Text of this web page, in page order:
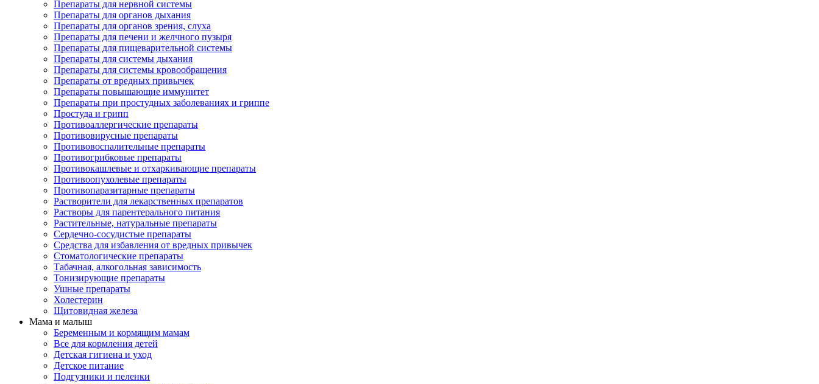
Препараты для нервной системы
Препараты для органов дыхания
Препараты для органов зрения, слуха
Препараты для печени и желчного пузыря
Препараты для пищеварительной системы
Препараты для системы дыхания
Препараты для системы кровообращения
Препараты от вредных привычек
Препараты повышающие иммунитет
Препараты при простудных заболеваниях и гриппе
Простуда и грипп
Противоаллергические препараты
Противовирусные препараты
Противовоспалительные препараты
Противогрибковые препараты
Противокашлевые и отхаркивающие препараты
Противоопухолевые препараты
Противопаразитарные препараты
Растворители для лекарственных препаратов
Растворы для парентерального питания
Растительные, натуральные препараты
Сердечно-сосудистые препараты
Средства для избавления от вредных привычек
Стоматологические препараты
Табачная, алкогольная зависимость
Тонизирующие препараты
Ушные препараты
Холестерин
Щитовидная железа
Мама и малыш
Беременным и кормящим мамам
Все для кормления детей
Детская гигиена и уход
Детское питание
Подгузники и пеленки